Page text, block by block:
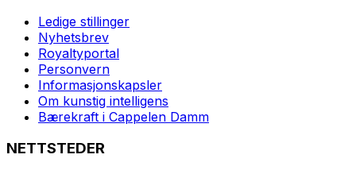
Ledige stillinger
Nyhetsbrev
Royaltyportal
Personvern
Informasjonskapsler
Om kunstig intelligens
Bærekraft i Cappelen Damm
NETTSTEDER